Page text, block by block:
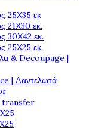
25Χ35 εκ
21Χ30 εκ.
30Χ42 εκ.
25Χ25 εκ.
& Decoupage |
| Δαντελωτά
transfer